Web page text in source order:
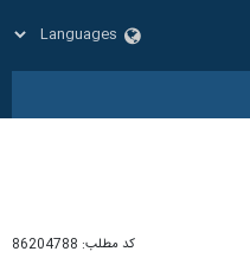
کد مطلب: 86204788